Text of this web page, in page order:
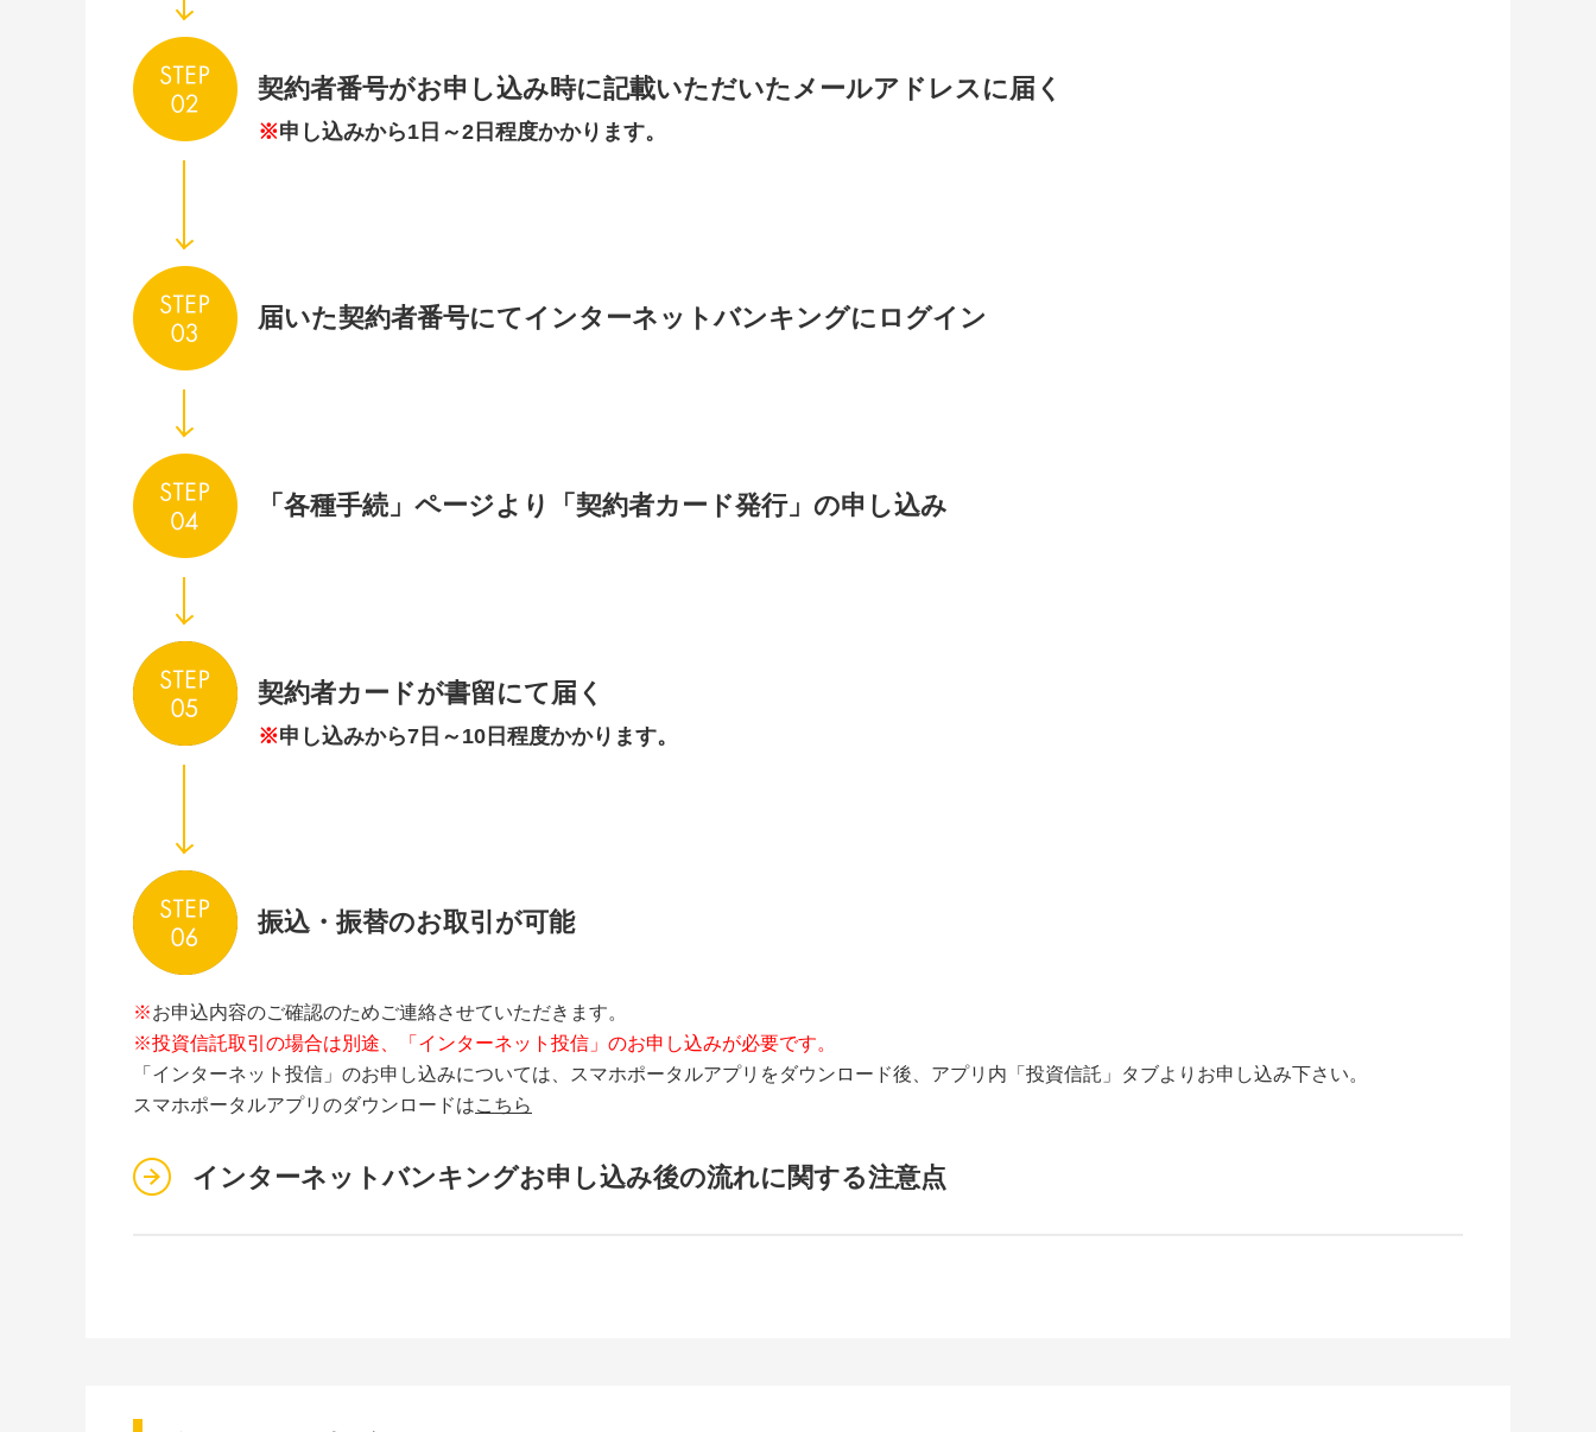
契約者番号がお申し込み時に記載いただいたメールアドレスに届く
※申し込みから1日～2日程度かかります。
届いた契約者番号にてインターネットバンキングにログイン
「各種手続」ページより「契約者カード発行」の申し込み
契約者カードが書留にて届く
※申し込みから7日～10日程度かかります。
振込・振替のお取引が可能
※お申込内容のご確認のためご連絡させていただきます。
※投資信託取引の場合は別途、「インターネット投信」のお申し込みが必要です。
「インターネット投信」のお申し込みについては、スマホポータルアプリをダウンロード後、アプリ内「投資信託」タブよりお申し込み下さい。
スマホポータルアプリのダウンロードはこちら
インターネットバンキングお申し込み後の流れに関する注意点